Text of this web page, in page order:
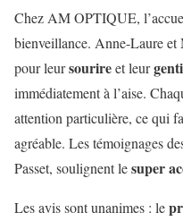
Chez AM OPTIQUE,
bienveillance. Anne-Laure et
pour leursourireet leur
immédiatement à l’aise.
attention particulière, ce qui
agréable. Les témoignages
Passet, soulignent lesuper
Les avis sont unanimes : le